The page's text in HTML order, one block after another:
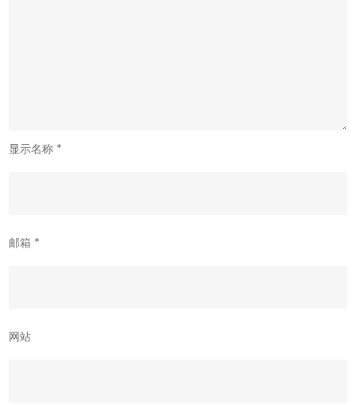
显示名称 *
邮箱 *
网站